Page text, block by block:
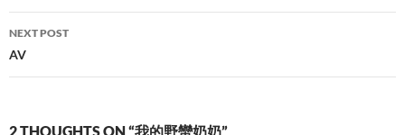
NEXT POST
AV
2 THOUGHTS ON “我的野蠻奶奶”